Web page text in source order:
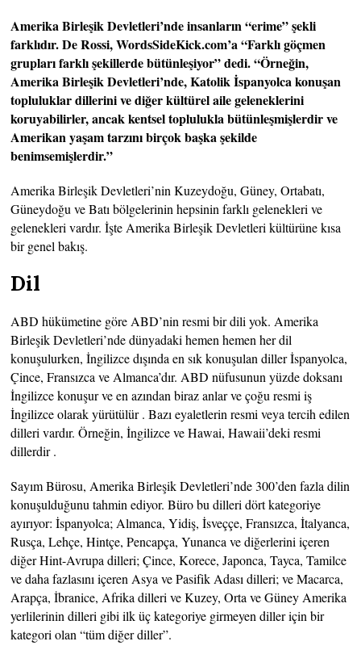
Amerika Birleşik Devletleri’nde insanların “erime” şekli
farklıdır. De Rossi, WordsSideKick.com’a “Farklı göçmen
grupları farklı şekillerde bütünleşiyor” dedi. “Örneğin,
Amerika Birleşik Devletleri’nde, Katolik İspanyolca konuşan
topluluklar dillerini ve diğer kültürel aile geleneklerini
koruyabilirler, ancak kentsel toplulukla bütünleşmişlerdir ve
Amerikan yaşam tarzını birçok başka şekilde
benimsemişlerdir.”
Amerika Birleşik Devletleri’nin Kuzeydoğu, Güney, Ortabatı,
Güneydoğu ve Batı bölgelerinin hepsinin farklı gelenekleri ve
gelenekleri vardır. İşte Amerika Birleşik Devletleri kültürüne kısa
bir genel bakış.
Dil
ABD hükümetine göre ABD’nin resmi bir dili yok. Amerika
Birleşik Devletleri’nde dünyadaki hemen hemen her dil
konuşulurken, İngilizce dışında en sık konuşulan diller İspanyolca,
Çince, Fransızca ve Almanca’dır. ABD nüfusunun yüzde doksanı
İngilizce konuşur ve en azından biraz anlar ve çoğu resmi iş
İngilizce olarak yürütülür . Bazı eyaletlerin resmi veya tercih edilen
dilleri vardır. Örneğin, İngilizce ve Hawai, Hawaii’deki resmi
dillerdir .
Sayım Bürosu, Amerika Birleşik Devletleri’nde 300’den fazla dilin
konuşulduğunu tahmin ediyor. Büro bu dilleri dört kategoriye
ayırıyor: İspanyolca; Almanca, Yidiş, İsveççe, Fransızca, İtalyanca,
Rusça, Lehçe, Hintçe, Pencapça, Yunanca ve diğerlerini içeren
diğer Hint-Avrupa dilleri; Çince, Korece, Japonca, Tayca, Tamilce
ve daha fazlasını içeren Asya ve Pasifik Adası dilleri; ve Macarca,
Arapça, İbranice, Afrika dilleri ve Kuzey, Orta ve Güney Amerika
yerlilerinin dilleri gibi ilk üç kategoriye girmeyen diller için bir
kategori olan “tüm diğer diller”.